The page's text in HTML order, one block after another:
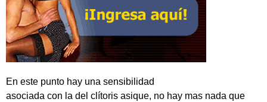
En este punto hay una sensibilidad
asociada con la del clítoris asique, no hay mas nada que